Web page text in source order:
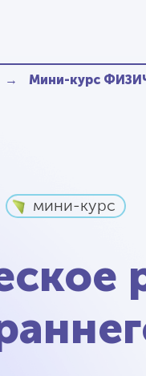
→ Мини-курс
мини-курс